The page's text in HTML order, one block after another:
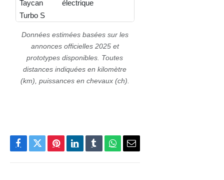
Taycan
Turbo S
électrique
Mercedes-
AMG GT
73e
Hybride
rechargeable
815
Données estimées basées sur les
annonces officielles 2025 et
prototypes disponibles. Toutes
distances indiquées en kilomètre
(km), puissances en chevaux (ch).
Facebook
TwitterPinterestLinkedInTumblrWhatsApp
E-